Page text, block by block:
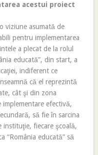
acestui proiect
viziune asumată de
pentru implementarea
a plecat de la rolul
educată”, din start, a
indiferent ce
că el reprezintă
cât şi din zona
efectivă,
să fie în sarcina
instituţie, fiecare şcoală,
“România educată” să